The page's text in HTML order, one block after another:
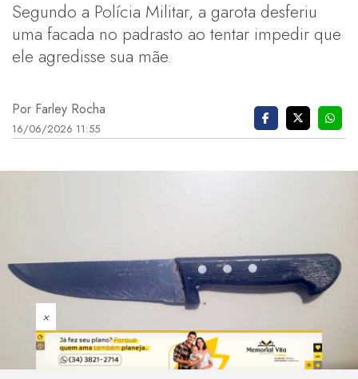
Segundo a Polícia Militar, a garota desferiu
uma facada no padrasto ao tentar impedir que
ele agredisse sua mãe.
Por Farley Rocha
16/06/2026 11:55
×